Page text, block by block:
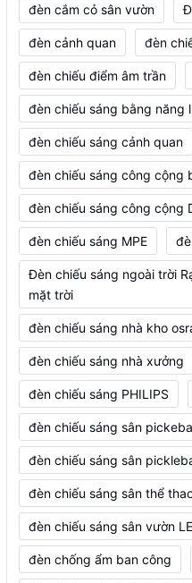
đèn cắm cỏ sân vườn
đèn cảnh quan đèn
đèn chiếu điểm âm trần
đèn chiếu sáng bằng năng
đèn chiếu sáng cảnh quan
đèn chiếu sáng công cộng
đèn chiếu sáng công cộng
đèn chiếu sáng MPE
Đèn chiếu sáng ngoài trời
mặt trời
đèn chiếu sáng nhà kho
đèn chiếu sáng nhà xưởng
đèn chiếu sáng PHILIPS
đèn chiếu sáng sân
đèn chiếu sáng sân
đèn chiếu sáng sân thể
đèn chiếu sáng sân vườn
đèn chống ẩm ban công